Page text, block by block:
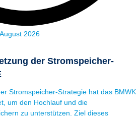
2026
der Stromspeicher-
Stromspeicher-Strategie hat das BMWK
um den Hochlauf und die
zu unterstützen. Ziel dieses